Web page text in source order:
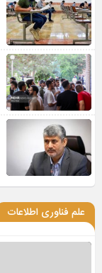
علم فناوری اطلاعات